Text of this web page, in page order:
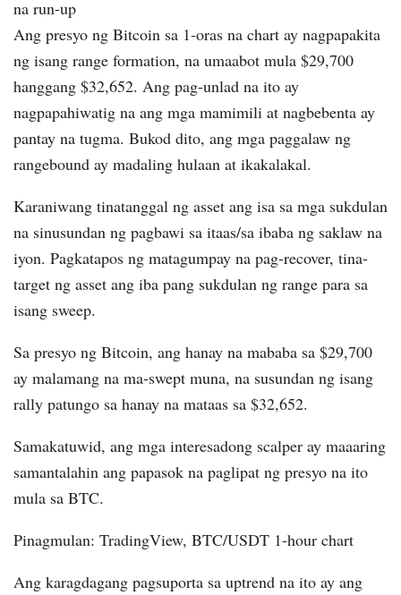
na run-up
Ang presyo ng Bitcoin sa 1-oras na chart ay nagpapakita
ng isang range formation, na umaabot mula $29,700
hanggang $32,652. Ang pag-unlad na ito ay
nagpapahiwatig na ang mga mamimili at nagbebenta ay
pantay na tugma. Bukod dito, ang mga paggalaw ng
rangebound ay madaling hulaan at ikakalakal.
Karaniwang tinatanggal ng asset ang isa sa mga sukdulan
na sinusundan ng pagbawi sa itaas/sa ibaba ng saklaw na
iyon. Pagkatapos ng matagumpay na pag-recover, tina-
target ng asset ang iba pang sukdulan ng range para sa
isang sweep.
Sa presyo ng Bitcoin, ang hanay na mababa sa $29,700
ay malamang na ma-swept muna, na susundan ng isang
rally patungo sa hanay na mataas sa $32,652.
Samakatuwid, ang mga interesadong scalper ay maaaring
samantalahin ang papasok na paglipat ng presyo na ito
mula sa BTC.
Pinagmulan: TradingView, BTC/USDT 1-hour chart
Ang karagdagang pagsuporta sa uptrend na ito ay ang